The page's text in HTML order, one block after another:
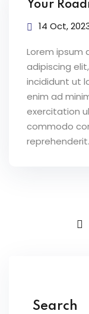
Your
14 Oct,
Lorem ipsum
adipiscing
incididunt ut
enim ad
exercitation
commodo
Search